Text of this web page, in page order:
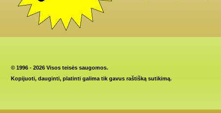
© 1996 - 2026 Visos teisės saugomos.
Kopijuoti, dauginti, platinti galima tik gavus raštišką sutikimą.